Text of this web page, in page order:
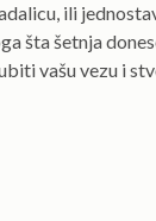
ili
šta šetnja
vašu vezu i